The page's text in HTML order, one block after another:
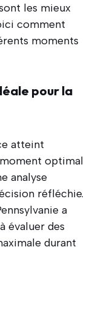
les mieux
comment
moments
pour la
atteint
optimal
analyse
réfléchie.
a
évaluer des
durant